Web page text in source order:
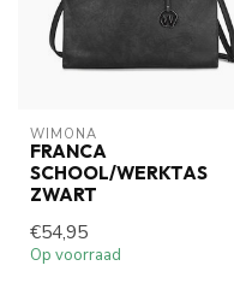
WIMONA
FRANCA
SCHOOL/WERKTAS
ZWART
€54,95
Op voorraad